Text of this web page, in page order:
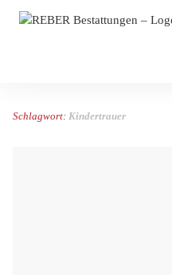
REBER Bestattungen
Schlagwort: Kindertrauer